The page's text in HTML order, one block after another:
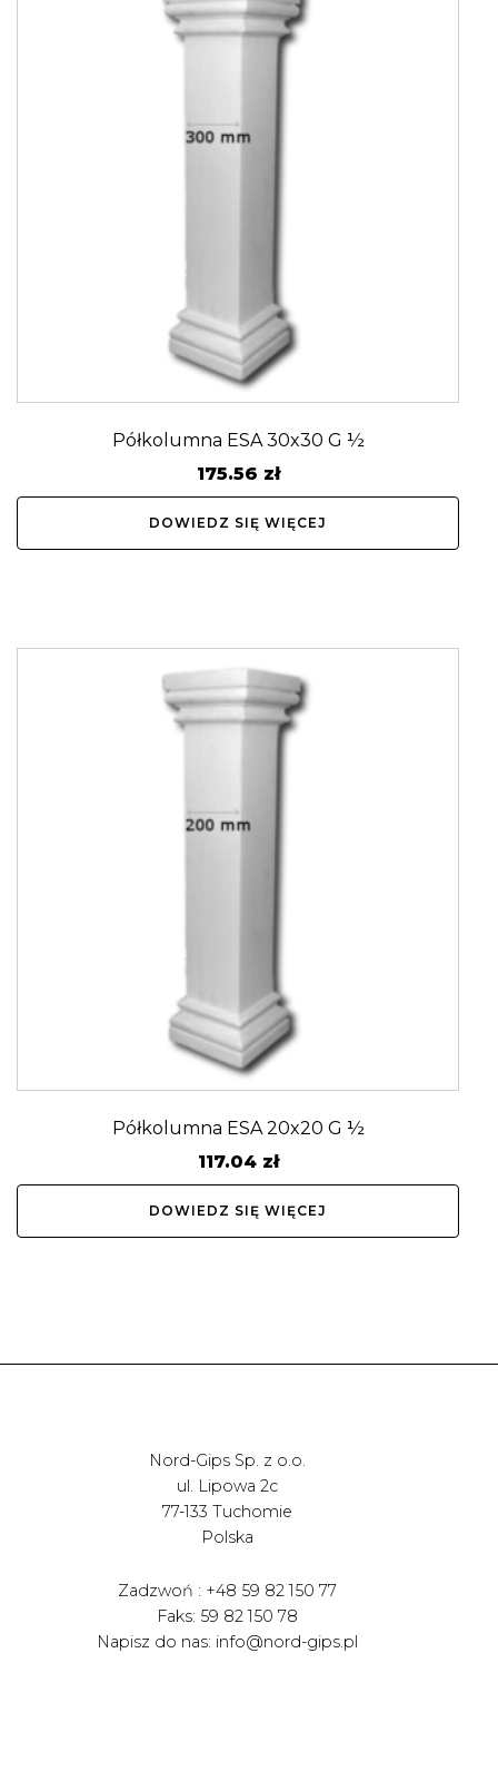
Półkolumna ESA 30x30 G ½
175.56 zł
DOWIEDZ SIĘ WIĘCEJ
Półkolumna ESA 20x20 G ½
117.04 zł
DOWIEDZ SIĘ WIĘCEJ
Nord-Gips Sp. z o.o.
ul. Lipowa 2c
77-133 Tuchomie
Polska
Zadzwoń : +48 59 82 150 77
Faks: 59 82 150 78
Napisz do nas: info@nord-gips.pl